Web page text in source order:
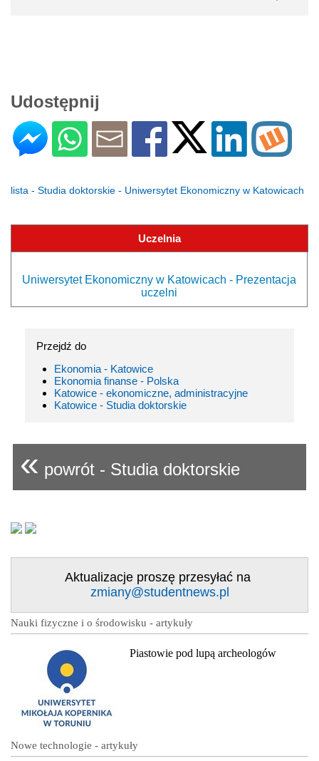
Udostępnij
lista - Studia doktorskie - Uniwersytet Ekonomiczny w Katowicach
Uczelnia
Uniwersytet Ekonomiczny w Katowicach - Prezentacja
uczelni
Przejdź do
Ekonomia - Katowice
Ekonomia finanse - Polska
Katowice - ekonomiczne, administracyjne
Katowice - Studia doktorskie
« powrót - Studia doktorskie
Aktualizacje proszę przesyłać na
zmiany@studentnews.pl
Nauki fizyczne i o środowisku - artykuły
Piastowie pod lupą archeologów
Nowe technologie - artykuły